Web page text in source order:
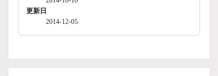
更新日
2014-12-05